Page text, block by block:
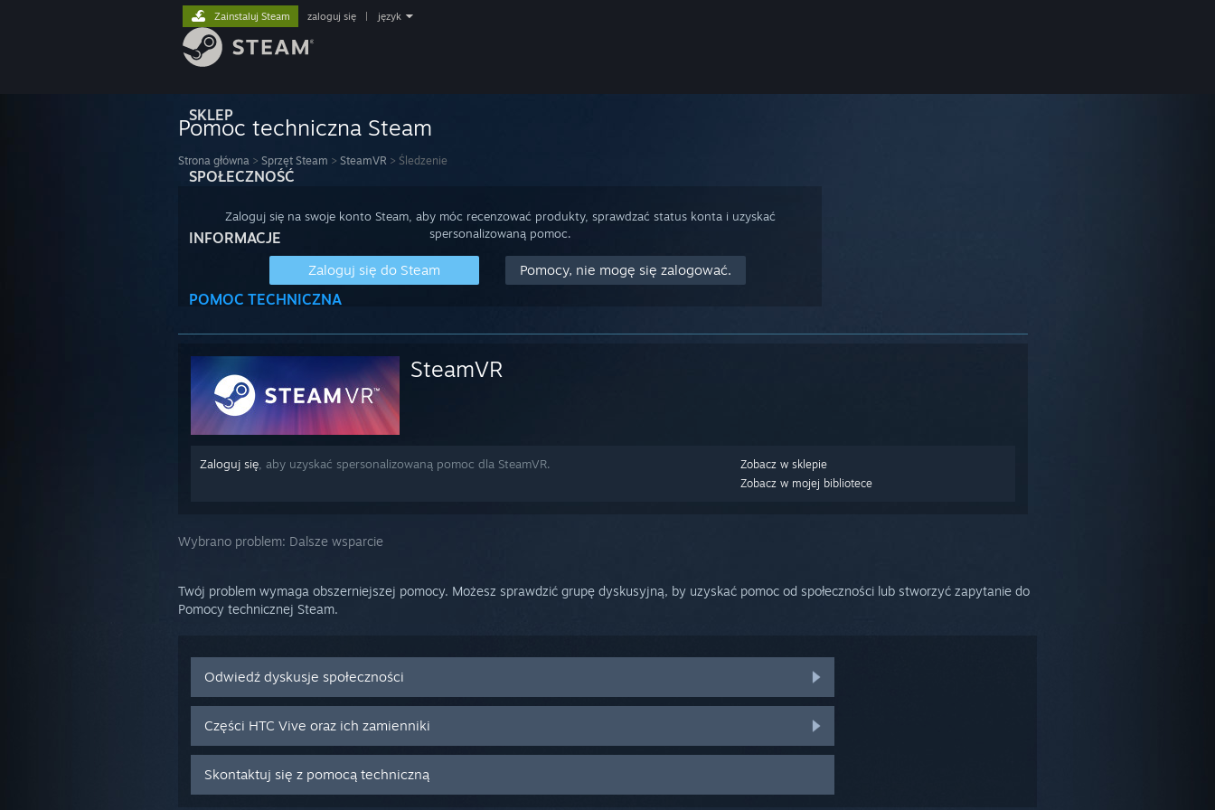
SKLEP
SPOŁECZNOŚĆ
INFORMACJE
POMOC TECHNICZNA
Zainstaluj Steam zaloguj się język
Pomoc techniczna Steam
Strona główna > Sprzęt Steam > SteamVR > Śledzenie
Zaloguj się na swoje konto Steam, aby móc recenzować produkty, sprawdzać status konta i uzyskać
spersonalizowaną pomoc.
Zaloguj się do Steam Pomocy, nie mogę się zalogować.
SteamVR
Zobacz w sklepie
Zobacz w mojej bibliotece
Zaloguj się , aby uzyskać spersonalizowaną pomoc dla SteamVR.
Wybrano problem: Dalsze wsparcie
Twój problem wymaga obszerniejszej pomocy. Możesz sprawdzić grupę dyskusyjną, by uzyskać pomoc od społeczności lub stworzyć zapytanie do
Pomocy technicznej Steam.
Odwiedź dyskusje społeczności
Części HTC Vive oraz ich zamienniki
Skontaktuj się z pomocą techniczną